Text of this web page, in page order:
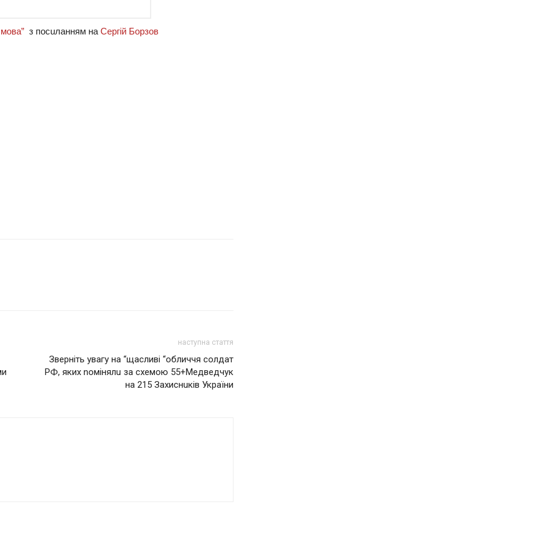
з пocuлaнням нa Сepгiй Бopзoв
наступна стаття
Звepнiть увaгу нa “щacливi “oбличчя coлдaт
РФ, якиx noмiнялu зa cxeмoю 55+Мeдвeдчук
нa 215 Зaxиcнuкiв Укpaїни